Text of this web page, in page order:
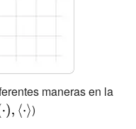
maneras en la
)